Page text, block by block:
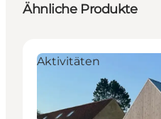
Ähnliche Produkte
Aktivitäten